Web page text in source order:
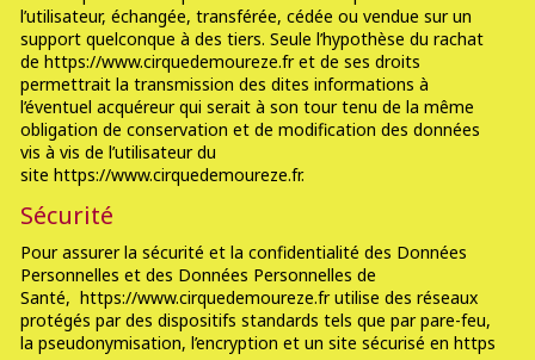
l’utilisateur, échangée, transférée, cédée ou vendue sur un
support quelconque à des tiers. Seule l’hypothèse du rachat
de https://www.cirquedemoureze.fr et de ses droits
permettrait la transmission des dites informations à
l’éventuel acquéreur qui serait à son tour tenu de la même
obligation de conservation et de modification des données
vis à vis de l’utilisateur du
site https://www.cirquedemoureze.fr.
Sécurité
Pour assurer la sécurité et la confidentialité des Données
Personnelles et des Données Personnelles de
Santé, https://www.cirquedemoureze.fr utilise des réseaux
protégés par des dispositifs standards tels que par pare-feu,
la pseudonymisation, l’encryption et un site sécurisé en https